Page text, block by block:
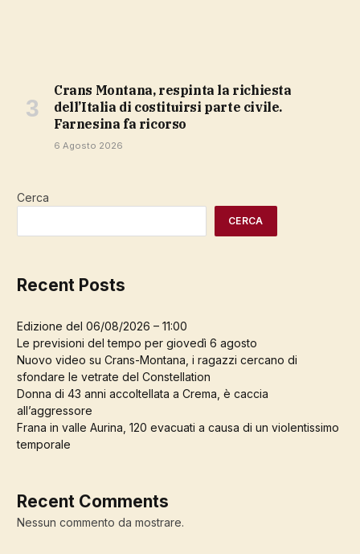
Crans Montana, respinta la richiesta
dell’Italia di costituirsi parte civile.
Farnesina fa ricorso
6 Agosto 2026
Cerca
CERCA
Recent Posts
Edizione del 06/08/2026 – 11:00
Le previsioni del tempo per giovedì 6 agosto
Nuovo video su Crans-Montana, i ragazzi cercano di
sfondare le vetrate del Constellation
Donna di 43 anni accoltellata a Crema, è caccia
all’aggressore
Frana in valle Aurina, 120 evacuati a causa di un violentissimo
temporale
Recent Comments
Nessun commento da mostrare.